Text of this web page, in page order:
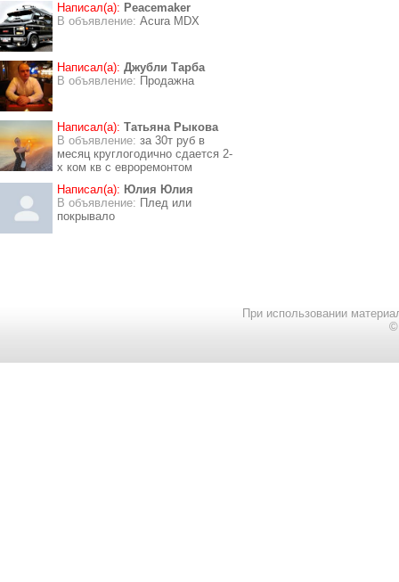
Написал(а): Peacemaker
В объявление: Acura MDX
Написал(а): Джубли Тарба
В объявление: Продажна
Написал(а): Татьяна Рыкова
В объявление: за 30т руб в
месяц круглогодично сдается 2-
х ком кв с евроремонтом
Написал(а): Юлия Юлия
В объявление: Плед или
покрывало
При использовании